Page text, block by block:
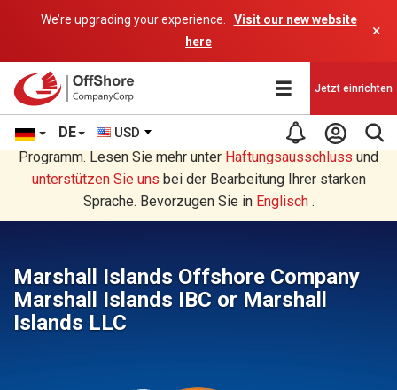
We’re upgrading your experience.
Visit our new website
here
×
DE USD
Jetzt einrichten
Sie lesen eine Deutsche Übersetzung durch ein AI-
Programm. Lesen Sie mehr unter Haftungsausschluss und
unterstützen Sie uns bei der Bearbeitung Ihrer starken
Sprache. Bevorzugen Sie in Englisch.
Marshall Islands Offshore Company
Marshall Islands IBC or Marshall
Islands LLC